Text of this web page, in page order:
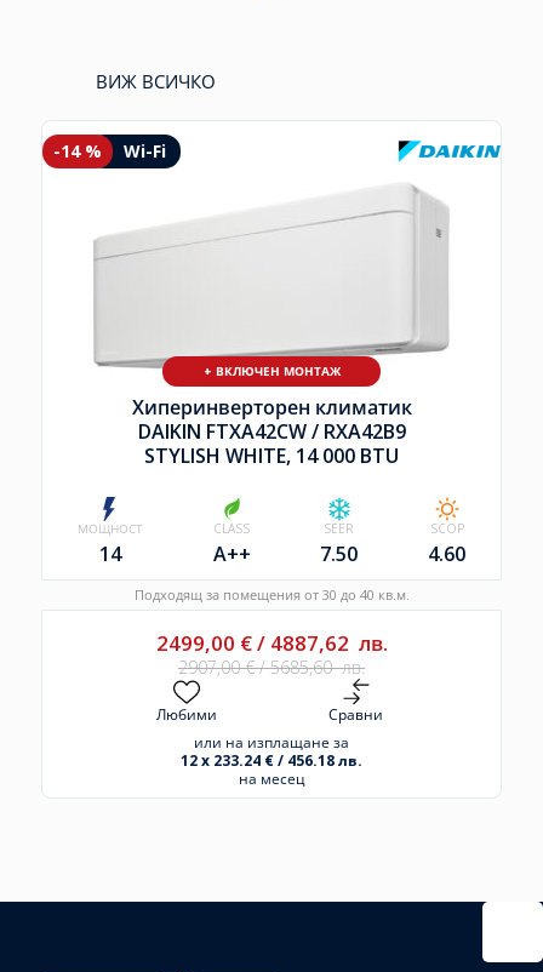
ВИЖ ВСИЧКО
-14 % Wi-Fi
+ ВКЛЮЧЕН МОНТАЖ
Хиперинверторен климатик
DAIKIN FTXA42CW /RXA42B9
STYLISH WHITE, 14 000 BTU
МОЩНОСТ
14
CLASS
A++
SEER
7.50
SCOP
4.60
Подходящ за помещения от 30 до 40 кв.м.
2499,00 €/ 4887,62 лв.
2907,00€/5685,60лв.
Любими
Сравни
или на изплащане за
12 x 233.24 € / 456.18 лв.
на месец